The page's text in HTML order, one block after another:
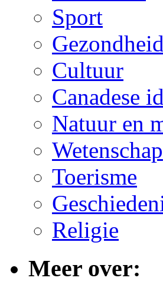
Sport
Gezondheid
Cultuur
Canadese
Natuur en
Wetenschap
Toerisme
Religie
Meer over: